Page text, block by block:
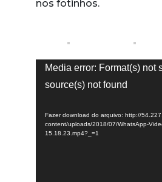
nos fotinhos.
Tocador
de
Media error: Format(s) not
source(s) not found
Fazer download do arquivo: http://
content/uploads/2018/07/WhatsApp-
15.18.23.mp4?_=1